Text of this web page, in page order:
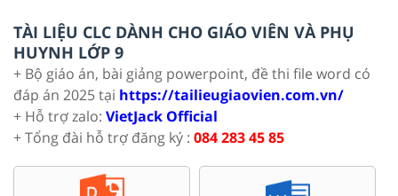
TÀI LIỆU CLC DÀNH CHO GIÁO VIÊN VÀ PHỤ
HUYNH LỚP 9
+ Bộ giáo án, bài giảng powerpoint, đề thi file word có
đáp án 2025 tại https://tailieugiaovien.com.vn/
+ Hỗ trợ zalo: VietJack Official
+ Tổng đài hỗ trợ đăng ký : 084 283 45 85